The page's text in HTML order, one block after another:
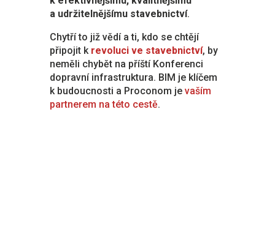
a udržitelnějšímu stavebnictví.
Chytří to již vědí a ti, kdo se chtějí
připojit k revoluci ve stavebnictví, by
neměli chybět na příští Konferenci
dopravní infrastruktura. BIM je klíčem
k budoucnosti a Proconom je vaším
partnerem na této cestě.